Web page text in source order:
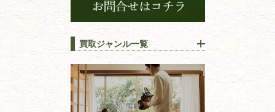
買取ジャンル一覧
江戸時代の書物
唐本・漢籍・
中国書物・朝鮮本